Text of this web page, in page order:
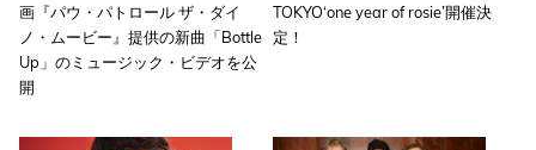
画『パウ・パトロール ザ・ダイ
ノ・ムービー』提供の新曲「Bottle
Up」のミュージック・ビデオを公
開
TOKYO‘one year of rosie’開催決
定！